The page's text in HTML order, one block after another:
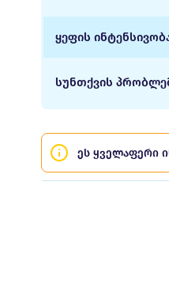
ყეფის
სუნთქვის
ეს ყველაფერი